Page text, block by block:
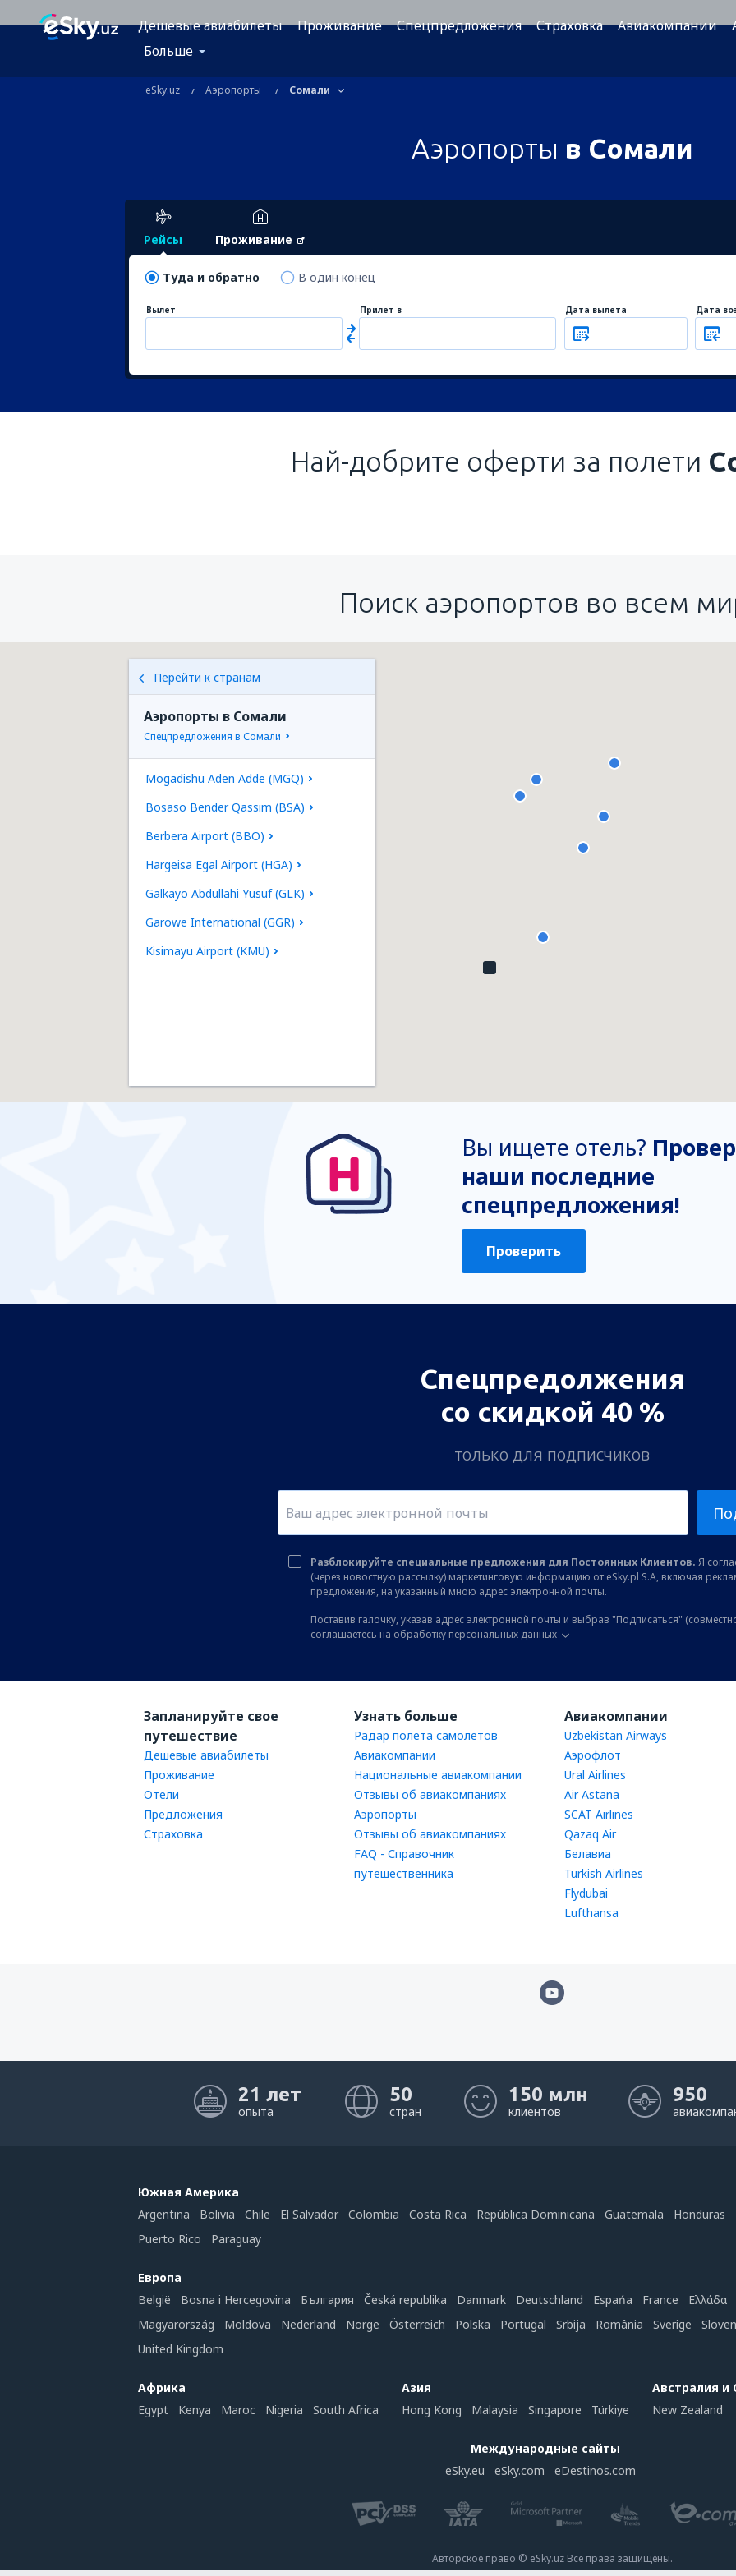
Дешевые авиабилеты Проживание Спецпредложения Страховка Авиакомпании
Больше
eSky.uz Аэропорты Сомали
Аэропорты в Сомали
Рейсы Проживание
Туда и обратно В один конец
Вылет Прилет в Дата вылета Дата
Най-добрите оферти за полети
Поиск аэропортов во всем
Перейти к странам
Аэропорты в Сомали
Спецпредложения в Сомали
Mogadishu Aden Adde (MGQ)
Bosaso Bender Qassim (BSA)
Berbera Airport (BBO)
Hargeisa Egal Airport (HGA)
Galkayo Abdullahi Yusuf (GLK)
Garowe International (GGR)
Kisimayu Airport (KMU)
Вы ищете отель?
наши последние
спецпредложения!
Проверить
Спецпредолжения
со скидкой 40 %
только для подписчиков
Разблокируйте специальные предложения для Постоянных Клиентов. Я
(через новостную рассылку) маркетинговую информацию от eSky.pl S.A, включая
предложения, на указанный мною адрес электронной почты.
Поставив галочку, указав адрес электронной почты и выбрав "Подписаться"
соглашаетесь на обработку персональных данных
Запланируйте свое
путешествие
Дешевые авиабилеты
Проживание
Отели
Предложения
Страховка
Узнать больше
Радар полета самолетов
Авиакомпании
Национальные авиакомпании
Отзывы об авиакомпаниях
Аэропорты
Отзывы об авиакомпаниях
FAQ - Справочник
путешественника
Авиакомпании
Uzbekistan Airways
Аэрофлот
Ural Airlines
Air Astana
SCAT Airlines
Qazaq Air
Белавиа
Turkish Airlines
Flydubai
Lufthansa
21 лет
опыта
50
стран
150 млн
клиентов
950
Южная Америка
Argentina
Bolivia Chile El Salvador Colombia Costa Rica República Dominicana Guatemala Honduras
Puerto Rico
Paraguay
Европа
België
Bosna i Hercegovina България Česká republika Danmark Deutschland Espańa France
Ελλάδα
Magyarország
Moldova Nederland Norge Österreich Polska Portugal Srbija România Sverige
United Kingdom
Африка
Egypt
Kenya Maroc Nigeria South Africa
Азия
Hong Kong
Malaysia Singapore Türkiye
Австралия и
New Zealand
Международные сайты
eSky.eu
eSky.com eDestinos.com
Авторское право © eSky.uz Все права защищены.